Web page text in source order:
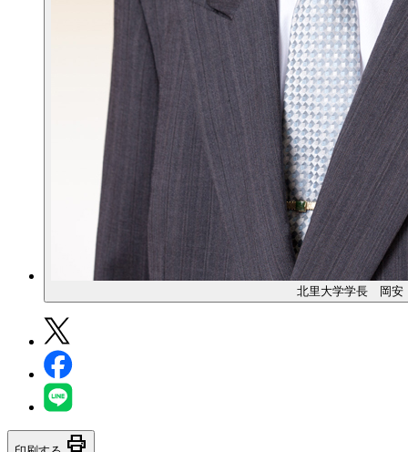
北里大学学長 岡
print